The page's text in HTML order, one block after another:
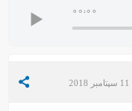
00:00